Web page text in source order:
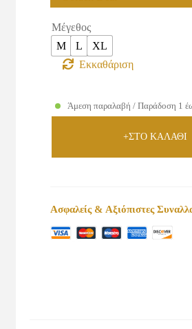
Μέγεθος
M
L
XL
Εκκαθάριση
Άμεση παραλαβή / Παράδοση 1
+ΣΤΟ ΚΑΛΑΘΙ
Ασφαλείς & Αξιόπιστες